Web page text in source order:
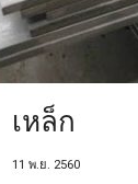
เหล็ก
11 พ.ย. 2560